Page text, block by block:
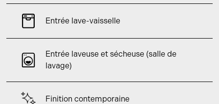
Entrée lave-vaisselle
Entrée laveuse et sécheuse (salle de
lavage)
Finition contemporaine